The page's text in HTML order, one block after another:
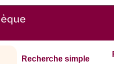
Recherche simple